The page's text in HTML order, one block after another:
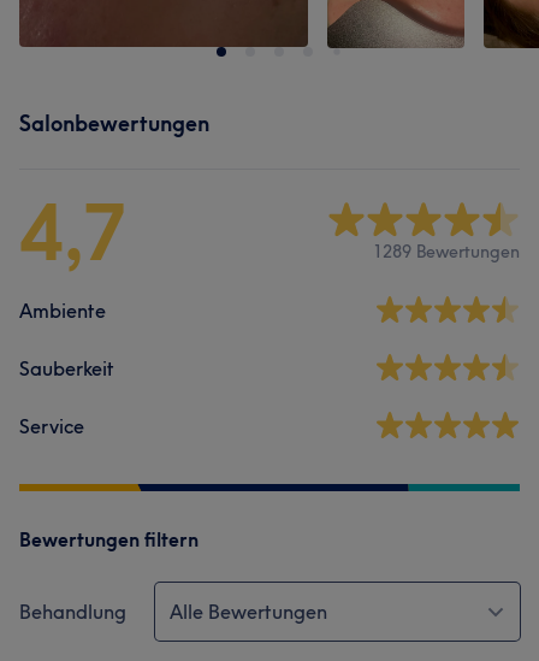
Salonbewertungen
4,7 1289 Bewertungen
Ambiente
Sauberkeit
Service
Bewertungen filtern
Behandlung Alle Bewertungen